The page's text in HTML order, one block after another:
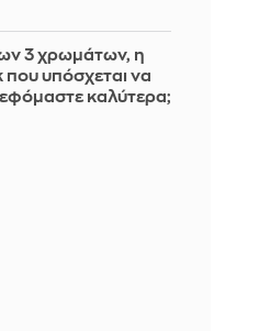
3 χρωμάτων, η
υπόσχεται να
καλύτερα;